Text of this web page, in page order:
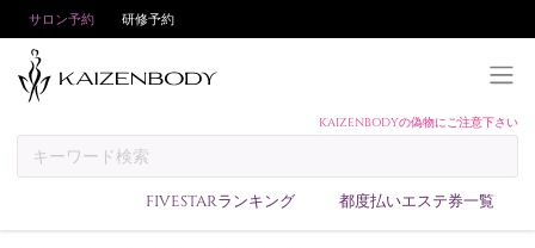
サロン予約 研修予約
KAIZENBODYの偽物にご注意下さい
FIVESTARランキング 都度払いエステ券一覧
予約方法